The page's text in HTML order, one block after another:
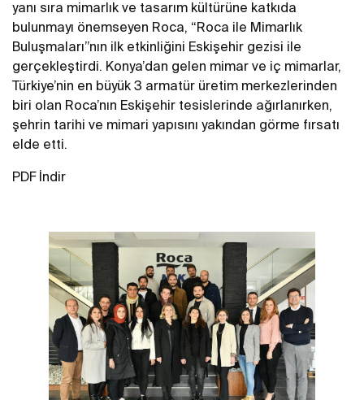
yanı sıra mimarlık ve tasarım kültürüne katkıda
bulunmayı önemseyen Roca, “Roca ile Mimarlık
Buluşmaları”nın ilk etkinliğini Eskişehir gezisi ile
gerçekleştirdi. Konya’dan gelen mimar ve iç mimarlar,
Türkiye’nin en büyük 3 armatür üretim merkezlerinden
biri olan Roca’nın Eskişehir tesislerinde ağırlanırken,
şehrin tarihi ve mimari yapısını yakından görme fırsatı
elde etti.
PDF İndir